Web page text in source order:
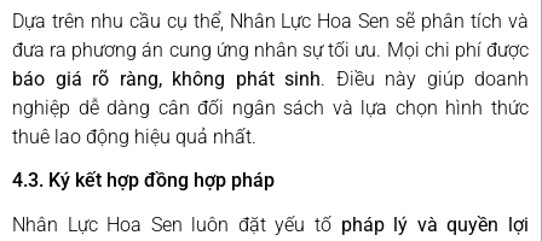
Dựa trên nhu cầu cụ thể, Nhân Lực Hoa Sen sẽ phân tích và
đưa ra phương án cung ứng nhân sự tối ưu. Mọi chi phí được
báo giá rõ ràng, không phát sinh. Điều này giúp doanh
nghiệp dễ dàng cân đối ngân sách và lựa chọn hình thức
thuê lao động hiệu quả nhất.
4.3. Ký kết hợp đồng hợp pháp
Nhân Lực Hoa Sen luôn đặt yếu tố pháp lý và quyền lợi